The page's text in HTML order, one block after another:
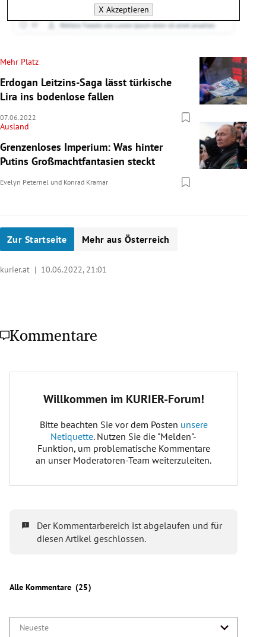
X Akzeptieren
Mehr Platz
Erdogan Leitzins-Saga lässt türkische
Lira ins bodenlose fallen
07.06.2022
Ausland
Grenzenloses Imperium: Was hinter
Putins Großmachtfantasien steckt
Evelyn Peternel und Konrad Kramar
Zur Startseite Mehr aus Österreich
kurier.at | 10.06.2022, 21:01
Kommentare